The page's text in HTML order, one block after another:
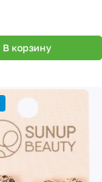
В корзину